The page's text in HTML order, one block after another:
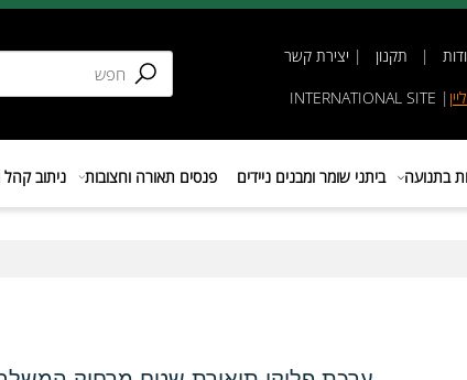
תקנון |יצירת קשר
INTERNATIONAL
ביתני שומר ומבנים ניידים פנסים תאורה וחצובות ניתוב קהל